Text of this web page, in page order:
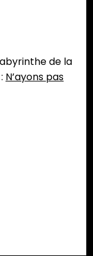
de la
N’ayons pas